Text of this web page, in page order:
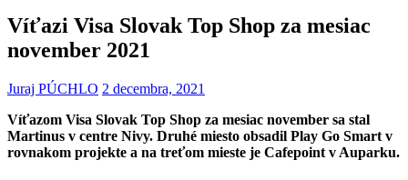
Víťazi Visa Slovak Top Shop za mesiac
november 2021
Juraj PÚCHLO 2 decembra, 2021
Víťazom Visa Slovak Top Shop za mesiac november sa stal
Martinus v centre Nivy. Druhé miesto obsadil Play Go Smart v
rovnakom projekte a na treťom mieste je Cafepoint v Auparku.